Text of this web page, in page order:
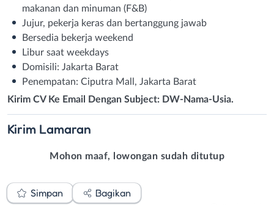
makanan dan minuman (F&B)
Jujur, pekerja keras dan bertanggung jawab
Bersedia bekerja weekend
Libur saat weekdays
Domisili: Jakarta Barat
Penempatan: Ciputra Mall, Jakarta Barat
Kirim CV Ke Email Dengan Subject: DW-Nama-Usia.
Kirim Lamaran
Mohon maaf, lowongan sudah ditutup
Simpan Bagikan